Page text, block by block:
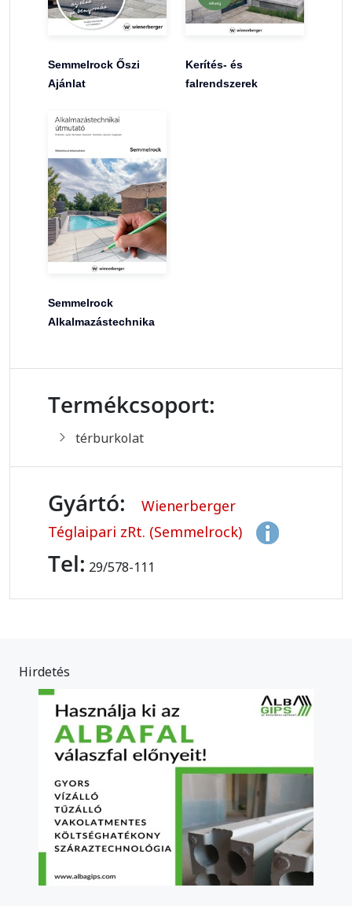
Semmelrock Őszi
Ajánlat
Kerítés- és
falrendszerek
Semmelrock
Alkalmazástechnika
Termékcsoport:
térburkolat
Gyártó:
Wienerberger
Téglaipari zRt. (Semmelrock)
Tel: 29/578-111
Hirdetés